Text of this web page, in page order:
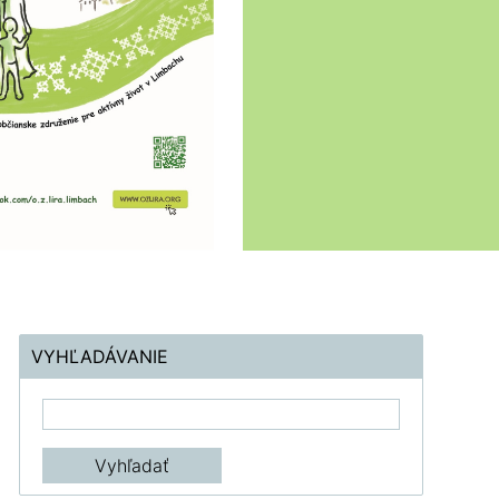
VYHĽADÁVANIE